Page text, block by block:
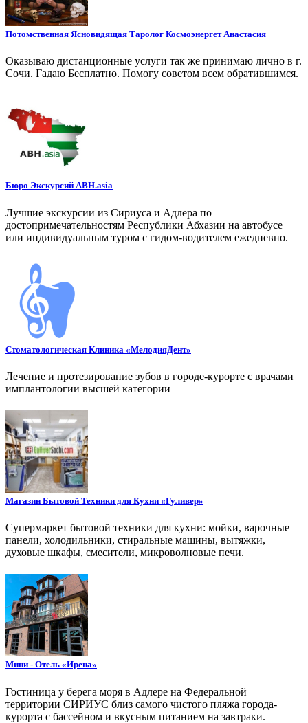
Потомственная Ясновидящая Таролог Космоэнергет Анастасия
Оказываю дистанционные услуги так же принимаю лично в г.
Сочи. Гадаю Бесплатно. Помогу советом всем обратившимся.
Бюро Экскурсий ABH.asia
Лучшие экскурсии из Сириуса и Адлера по
достопримечательностям Республики Абхазии на автобусе
или индивидуальным туром с гидом-водителем ежедневно.
Стоматологическая Клиника «МелодияДент»
Лечение и протезирование зубов в городе-курорте с врачами
имплантологии высшей категории
Магазин Бытовой Техники для Кухни «Гуливер»
Супермаркет бытовой техники для кухни: мойки, варочные
панели, холодильники, стиральные машины, вытяжки,
духовые шкафы, смесители, микроволновые печи.
Мини - Отель «Ирена»
Гостиница у берега моря в Адлере на Федеральной
территории СИРИУС близ самого чистого пляжа города-
курорта с бассейном и вкусным питанием на завтраки.